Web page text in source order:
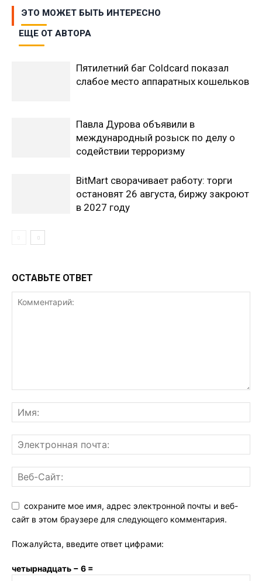
ЭТО МОЖЕТ БЫТЬ ИНТЕРЕСНО
ЕЩЕ ОТ АВТОРА
Пятилетний баг Coldcard показал
слабое место аппаратных кошельков
Павла Дурова объявили в
международный розыск по делу о
содействии терроризму
BitMart сворачивает работу: торги
остановят 26 августа, биржу закроют
в 2027 году
ОСТАВЬТЕ ОТВЕТ
сохраните мое имя, адрес электронной почты и веб-
сайт в этом браузере для следующего комментария.
Пожалуйста, введите ответ цифрами:
четырнадцать − 6 =